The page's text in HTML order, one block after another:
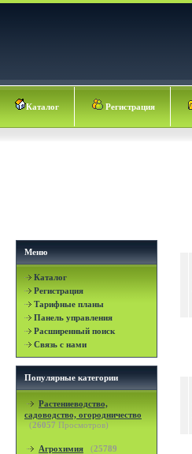
Каталог Регистрация
Меню
Каталог
Регистрация
Тарифные планы
Панель управления
Расширенный поиск
Связь с нами
Популярные категории
Растениеводство,
садоводство, огородничество
(26057 Просмотров)
Агрохимия (25789